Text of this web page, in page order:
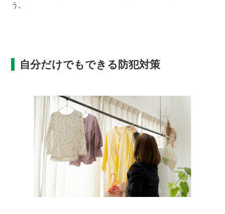
う。
自分だけでもできる防犯対策